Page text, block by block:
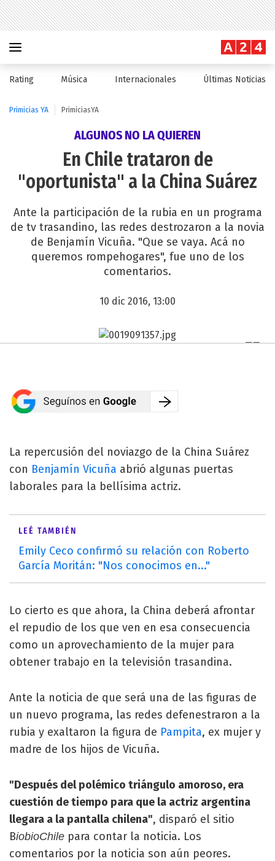
Rating Música Internacionales Últimas Noticias
Primicias YA PrimiciasYA
ALGUNOS NO LA QUIEREN
En Chile trataron de
"oportunista" a la China Suárez
Ante la participación de la rubia en un programa
de tv trasandino, las redes destrozaron a la novia
de Benjamín Vicuña. "Que se vaya. Acá no
queremos rompehogares", fue uno de los
comentarios.
10 dic 2016, 13:00
La repercusión del noviazgo de la China Suárez
con Benjamín Vicuña abrió algunas puertas
laborales para la bellísima actriz.
LEÉ TAMBIÉN
Emily Ceco confirmó su relación con Roberto
García Moritán: "Nos conocimos en..."
Lo cierto es que ahora, la China deberá afrontar
el repudio de los que ven en esa consecuencia
como un aprovechamiento de la mujer para
obtener trabajo en la televisión trasandina.
Ante la noticia de que será una de las figuras de
un nuevo programa, las redes defenestraron a la
rubia y exaltaron la figura de Pampita, ex mujer y
madre de los hijos de Vicuña.
"Después del polémico triángulo amoroso, era
cuestión de tiempo para que la actriz argentina
llegara a la pantalla chilena", disparó el sitio
BiobioChile para contar la noticia. Los
comentarios por la noticia son aún peores.